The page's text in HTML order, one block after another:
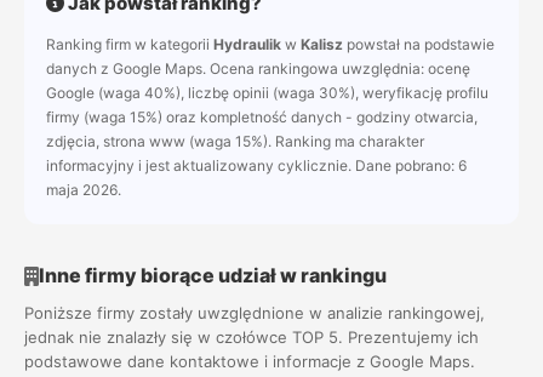
Ranking firm w kategorii Hydraulik w Kalisz powstał na podstawie
danych z Google Maps. Ocena rankingowa uwzględnia: ocenę
Google (waga 40%), liczbę opinii (waga 30%), weryfikację profilu
firmy (waga 15%) oraz kompletność danych - godziny otwarcia,
zdjęcia, strona www (waga 15%). Ranking ma charakter
informacyjny i jest aktualizowany cyklicznie. Dane pobrano: 6
maja 2026.
Inne firmy biorące udział w rankingu
Poniższe firmy zostały uwzględnione w analizie rankingowej,
jednak nie znalazły się w czołówce TOP 5. Prezentujemy ich
podstawowe dane kontaktowe i informacje z Google Maps.